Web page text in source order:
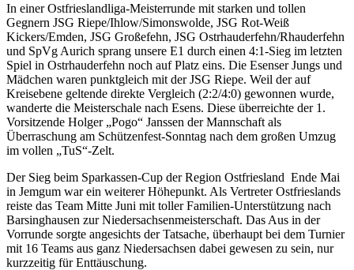
In einer Ostfrieslandliga-Meisterrunde mit starken und tollen
Gegnern JSG Riepe/Ihlow/Simonswolde, JSG Rot-Weiß
Kickers/Emden, JSG Großefehn, JSG Ostrhauderfehn/Rhauderfehn
und SpVg Aurich sprang unsere E1 durch einen 4:1-Sieg im letzten
Spiel in Ostrhauderfehn noch auf Platz eins. Die Esenser Jungs und
Mädchen waren punktgleich mit der JSG Riepe. Weil der auf
Kreisebene geltende direkte Vergleich (2:2/4:0) gewonnen wurde,
wanderte die Meisterschale nach Esens. Diese überreichte der 1.
Vorsitzende Holger „Pogo“ Janssen der Mannschaft als
Überraschung am Schützenfest-Sonntag nach dem großen Umzug
im vollen „TuS“-Zelt.
Der Sieg beim Sparkassen-Cup der Region Ostfriesland Ende Mai
in Jemgum war ein weiterer Höhepunkt. Als Vertreter Ostfrieslands
reiste das Team Mitte Juni mit toller Familien-Unterstützung nach
Barsinghausen zur Niedersachsenmeisterschaft. Das Aus in der
Vorrunde sorgte angesichts der Tatsache, überhaupt bei dem Turnier
mit 16 Teams aus ganz Niedersachsen dabei gewesen zu sein, nur
kurzzeitig für Enttäuschung.